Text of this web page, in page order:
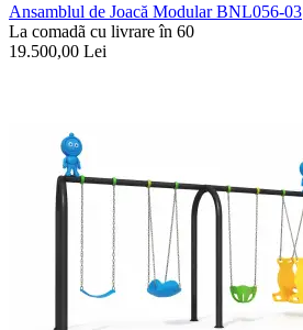
Ansamblul de Joacă Modular BNL056-03
La comadã cu livrare în 60
19.500,00 Lei